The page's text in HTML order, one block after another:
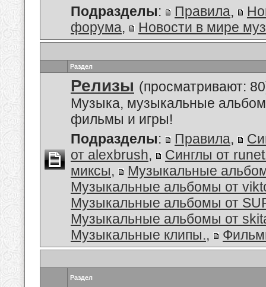
Подразделы: Правила,
форума, Новости в мире
Раздел
Релизы (просматривают:
Музыка, музыкальные
фильмы и игры!
Подразделы: Правила,
от alexbrush,
Синглы от
миксы,
Музыкальные
Музыкальные альбомы от
Музыкальные альбомы от
Музыкальные альбомы от
Музыкальные клипы.,
Раздел